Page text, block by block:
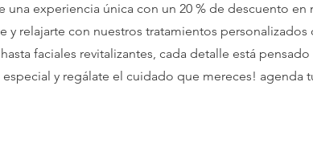
una experiencia única con un 20 % de descuento
y relajarte con nuestros tratamientos
faciales revitalizantes, cada detalle está
y regálate el cuidado que mereces! agenda